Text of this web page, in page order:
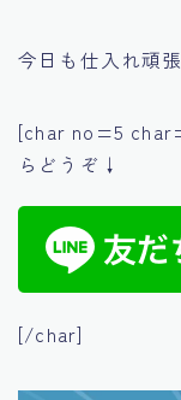
今日も仕入れ頑
[char no=5
らどうぞ↓
[/char]